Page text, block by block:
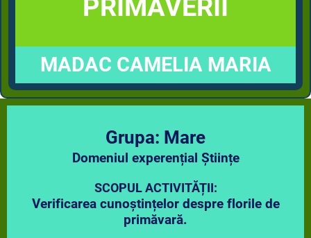
PRIMĂVERII
MADAC CAMELIA MARIA
Grupa: Mare
Domeniul experențial Științe
SCOPUL ACTIVITĂȚII:
Verificarea cunoștințelor despre florile de
primăvară.